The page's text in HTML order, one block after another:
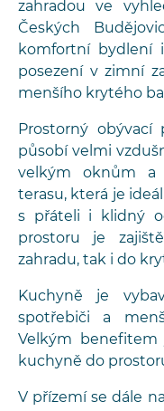
zahradou ve
Českých
komfortní bydlení
posezení v zimní
menšího krytého
Prostorný
působí velmi
velkým oknům a
terasu, která je
s přáteli i klidný
prostoru je
zahradu, tak i do
Kuchyně je
spotřebiči a
Velkým
kuchyně do
V přízemí se dále